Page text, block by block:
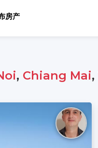
房产
, Chiang Mai,